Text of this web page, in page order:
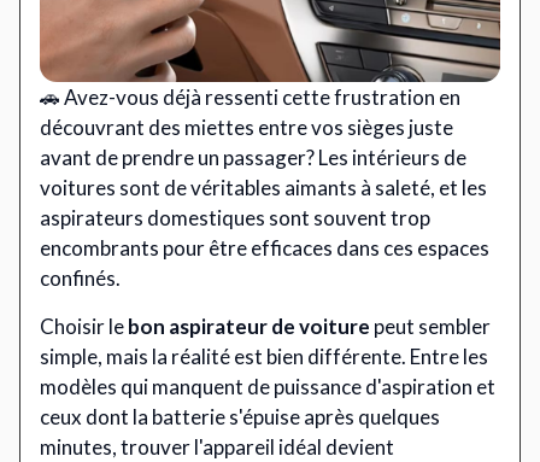
🚗 Avez-vous déjà ressenti cette frustration en
découvrant des miettes entre vos sièges juste
avant de prendre un passager? Les intérieurs de
voitures sont de véritables aimants à saleté, et les
aspirateurs domestiques sont souvent trop
encombrants pour être efficaces dans ces espaces
confinés.
Choisir lebon aspirateur de voiture peut sembler
simple, mais la réalité est bien différente. Entre les
modèles qui manquent de puissance d'aspiration et
ceux dont la batterie s'épuise après quelques
minutes, trouver l'appareil idéal devient